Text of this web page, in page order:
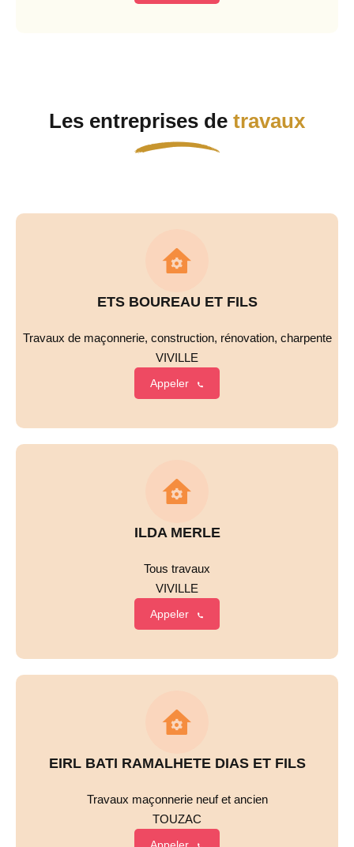
Les entreprises de travaux
ETS BOUREAU ET FILS
Travaux de maçonnerie, construction, rénovation, charpente
VIVILLE
Appeler
ILDA MERLE
Tous travaux
VIVILLE
Appeler
EIRL BATI RAMALHETE DIAS ET FILS
Travaux maçonnerie neuf et ancien
TOUZAC